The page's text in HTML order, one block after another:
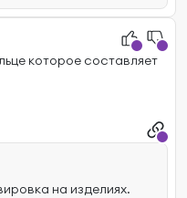
которое составляет
на изделиях.